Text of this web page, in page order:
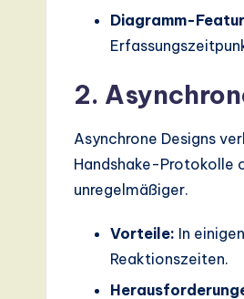
Diagramm-
2.
Asynchrone Designs
Handshake-Protokolle
unregelmäßiger.
Vorteile: In
Reaktionszeiten.